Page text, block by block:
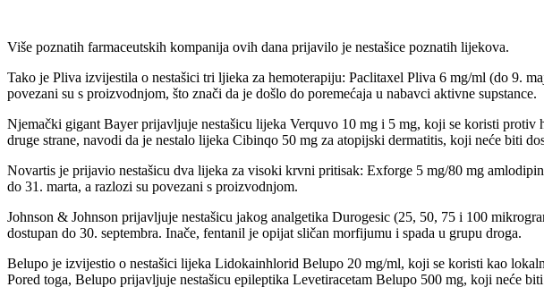
Više poznatih farmaceutskih kompanija ovih dana prijavilo je nestašice poznatih lijekova.
Tako je Pliva izvijestila o nestašici tri ljiekа za hemoterapiju: Paclitaxel Pliva 6 mg/ml (do 9.
povezani su s proizvodnjom, što znači da je došlo do poremećaja u nabavci aktivne supstance.
Njemački gigant Bayer prijavljuje nestašicu liјeka Verquvo 10 mg i 5 mg, koji se koristi
druge strane, navodi da je nestalo liјeka Cibinqo 50 mg za atopijski dermatitis, koji neće biti
Novartis je prijavio nestašicu dva liјeka za visoki krvni pritisak: Exforge 5 mg/80 mg
do 31. marta, a razlozi su povezani s proizvodnjom.
Johnson & Johnson prijavljuje nestašicu jakog analgetika Durogesic (25, 50, 75 i 100
dostupan do 30. septembra. Inače, fentanil je opijat sličan morfijumu i spada u grupu droga.
Belupo je izvijestio o nestašici liјeka Lidokainhlorid Belupo 20 mg/ml, koji se koristi kao
Pored toga, Belupo prijavljuje nestašicu epileptika Levetiracetam Belupo 500 mg, koji neće